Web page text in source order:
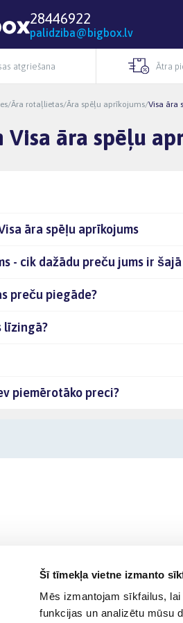
Šī tīmekļa vietne izmanto
Mēs izmantojam sīkfailus,
funkcijas un analizētu mūsu
28446922
palidziba@bigbox.lv
atgriešana Ātra
/Āra rotaļlietas/Āra spēļu aprīkojums/Visa āra
Visa āra spēļu
āra spēļu aprīkojums
- cik dažādu preču jums ir
preču piegāde?
līzingā?
piemērotāko preci?